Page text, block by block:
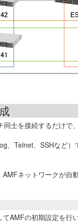
士を接続するだけ
、Telnet、SSHなど
ネットワークが自
AMFの初期設定を行